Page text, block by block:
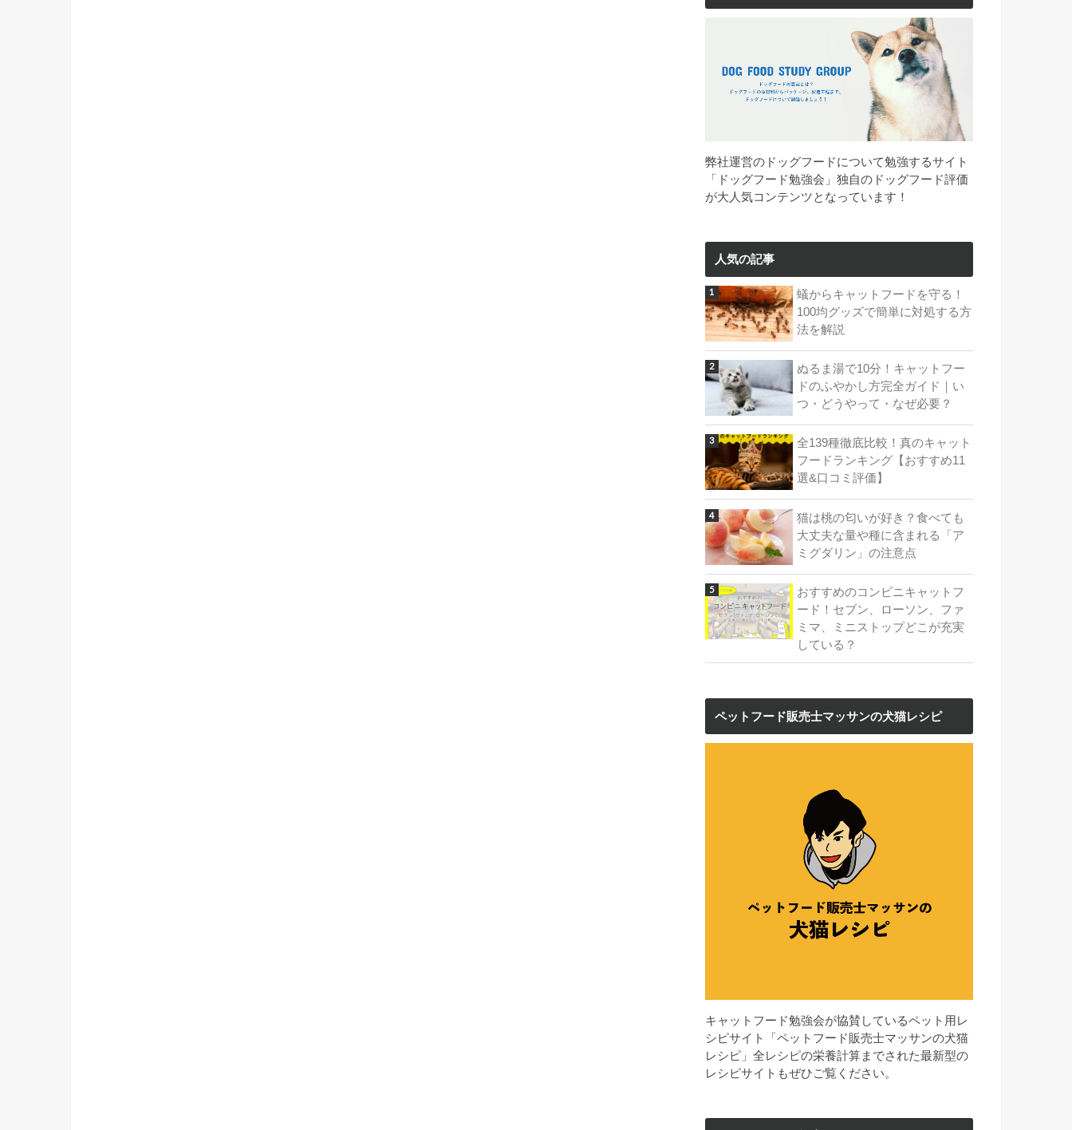
弊社運営のドッグフードについて勉強するサイト
「ドッグフード勉強会」独自のドッグフード評価
が大人気コンテンツとなっています！
人気の記事
蟻からキャットフードを守る！
100均グッズで簡単に対処する方
法を解説
ぬるま湯で10分！キャットフー
ドのふやかし方完全ガイド｜い
つ・どうやって・なぜ必要？
全139種徹底比較！真のキャット
フードランキング【おすすめ11
選&口コミ評価】
猫は桃の匂いが好き？食べても
大丈夫な量や種に含まれる「ア
ミグダリン」の注意点
おすすめのコンビニキャットフ
ード！セブン、ローソン、ファ
ミマ、ミニストップどこが充実
している？
ペットフード販売士マッサンの犬猫レシピ
キャットフード勉強会が協賛しているペット用レ
シピサイト「ペットフード販売士マッサンの犬猫
レシピ」全レシピの栄養計算までされた最新型の
レシピサイトもぜひご覧ください。